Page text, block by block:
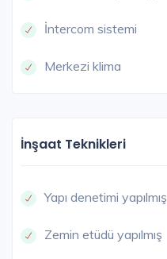
İntercom sistemi
Merkezi klima
İnşaat Teknikleri
Yapı denetimi yapılmış
Zemin etüdü yapılmış